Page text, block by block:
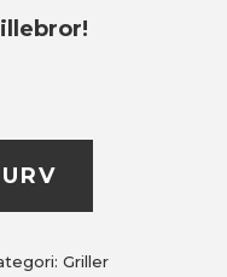
Griller